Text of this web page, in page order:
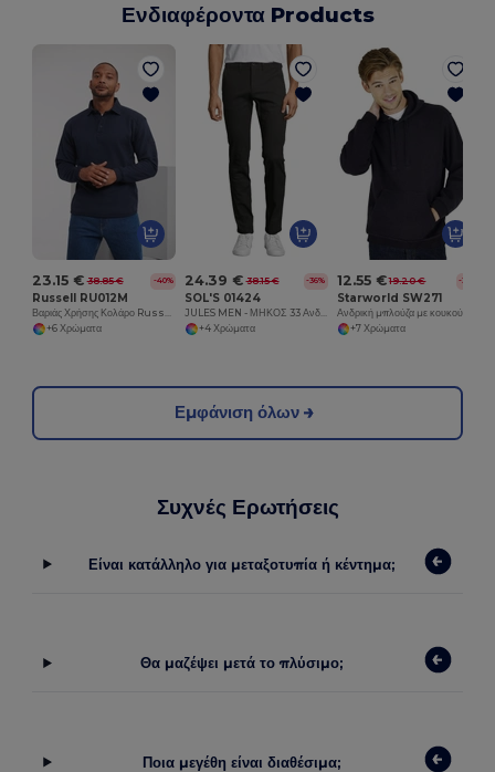
Ενδιαφέροντα Products
23.15 € 38.85 € -40%
Russell RU012M
+6 Χρώματα
24.39 € 38.15 € -36%
SOL'S 01424
+4 Χρώματα
12.55 € 19.20 € -35%
Starworld SW271
+7 Χρώματα
Εμφάνιση όλων
Συχνές Ερωτήσεις
Είναι κατάλληλο για μεταξοτυπία ή κέντημα;
Θα μαζέψει μετά το πλύσιμο;
Ποια μεγέθη είναι διαθέσιμα;